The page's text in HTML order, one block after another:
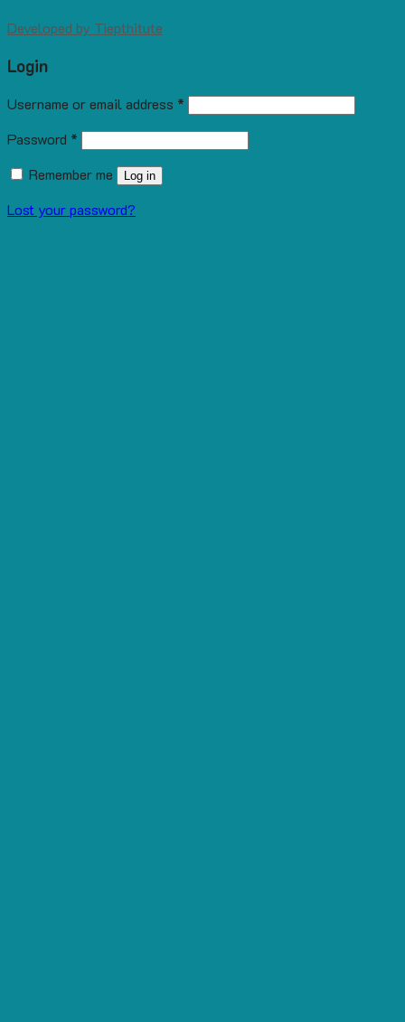
Developed by Tiepthitute
Login
Username or email address *
Password *
Remember me
Log in
Lost your password?